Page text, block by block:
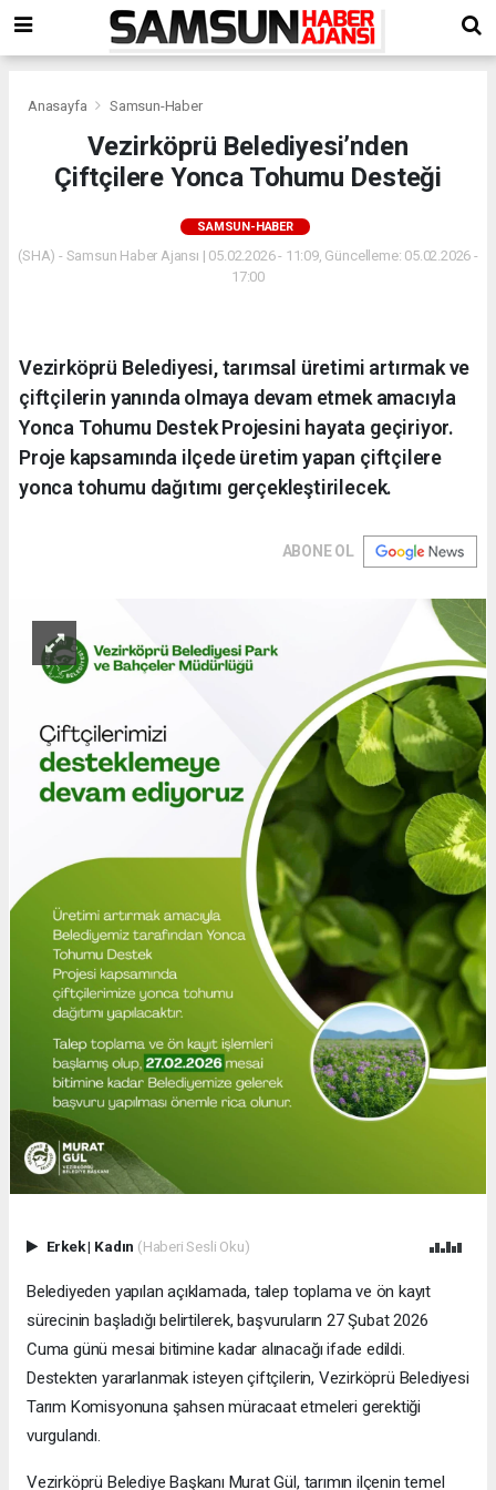
Anasayfa Samsun-Haber
Vezirköprü Belediyesi’nden
Çiftçilere Yonca Tohumu Desteği
SAMSUN-HABER
(SHA) - Samsun Haber Ajansı | 05.02.2026 - 11:09, Güncelleme: 05.02.2026 -
17:00
Vezirköprü Belediyesi, tarımsal üretimi artırmak ve
çiftçilerin yanında olmaya devam etmek amacıyla
Yonca Tohumu Destek Projesini hayata geçiriyor.
Proje kapsamında ilçede üretim yapan çiftçilere
yonca tohumu dağıtımı gerçekleştirilecek.
ABONE OL
Erkek| Kadın (Haberi Sesli Oku)
Belediyeden yapılan açıklamada, talep toplama ve ön kayıt
sürecinin başladığı belirtilerek, başvuruların 27 Şubat 2026
Cuma günü mesai bitimine kadar alınacağı ifade edildi.
Destekten yararlanmak isteyen çiftçilerin, Vezirköprü Belediyesi
Tarım Komisyonuna şahsen müracaat etmeleri gerektiği
vurgulandı.
Vezirköprü Belediye Başkanı Murat Gül, tarımın ilçenin temel